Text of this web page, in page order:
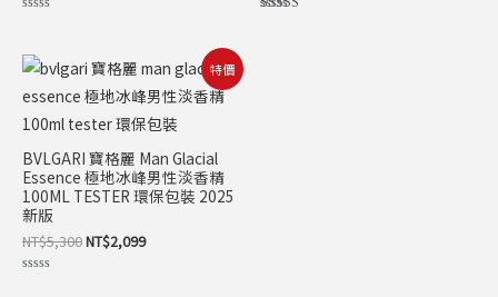
滿
分
特價
BVLGARI 寶格麗 Man Glacial
Essence 極地冰峰男性淡香精
100ML TESTER 環保包裝 2025
新版
NT$5,300
原
始
價
格：
NT$5,300。
NT$2,099
目
前
價
格：
NT$2,099。